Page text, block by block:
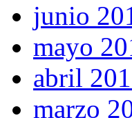
junio
mayo
abril
marzo